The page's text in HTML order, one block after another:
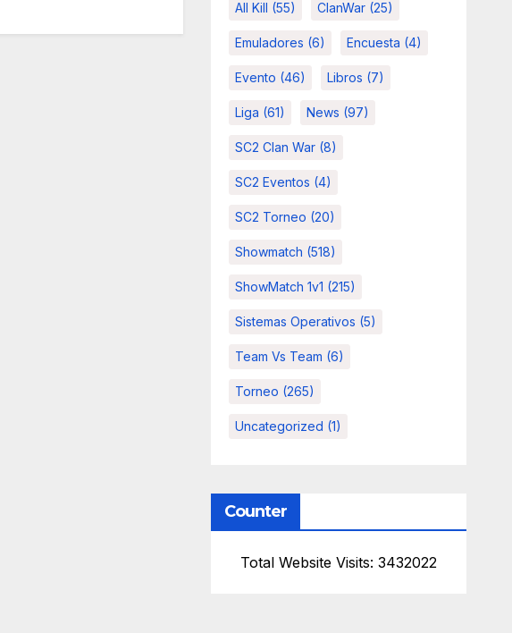
All Kill (55) ClanWar(25)
Emuladores (6) Encuesta (4)
Evento (46) Libros (7)
Liga (61) News (97)
SC2 Clan War(8)
SC2 Eventos (4)
SC2 Torneo (20)
Showmatch (518)
ShowMatch 1v1 (215)
Sistemas Operativos (5)
Team Vs Team (6)
Torneo (265)
Uncategorized (1)
Counter
Total Website Visits: 3432022